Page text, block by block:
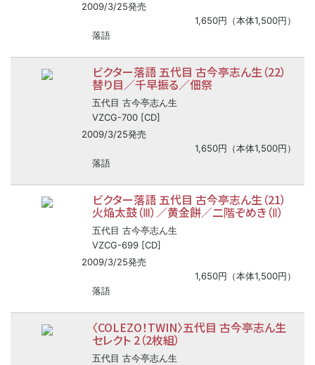
2009/3/25発売
1,650円（本体1,500円）
落語
ビクター落語 五代目 古今亭志ん生（22）
替り目／千早振る／佃祭
五代目 古今亭志ん生
VZCG-700 [CD]
2009/3/25発売
1,650円（本体1,500円）
落語
ビクター落語 五代目 古今亭志ん生（21）
火焔太鼓（Ⅲ）／黄金餅／二階ぞめき（Ⅱ）
五代目 古今亭志ん生
VZCG-699 [CD]
2009/3/25発売
1,650円（本体1,500円）
落語
〈COLEZO！TWIN〉五代目 古今亭志ん生
セレクト 2（2枚組）
五代目 古今亭志ん生